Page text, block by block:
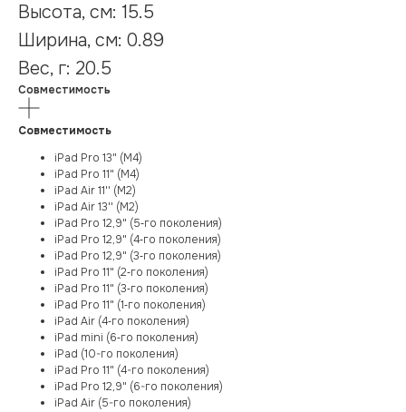
Высота, см: 15.5
Ширина, см: 0.89
Вес, г: 20.5
Совместимость
Совместимость
iPad Pro 13" (M4)
iPad Pro 11" (M4)
iPad Air 11'' (M2)
iPad Air 13'' (M2)
iPad Pro 12,9" (5‑го поколения)
iPad Pro 12,9" (4‑го поколения)
iPad Pro 12,9" (3‑го поколения)
iPad Pro 11" (2‑го поколения)
iPad Pro 11" (3‑го поколения)
iPad Pro 11" (1‑го поколения)
iPad Air (4‑го поколения)
iPad mini (6‑го поколения)
iPad (10-го поколения)
iPad Pro 11" (4-го поколения)
iPad Pro 12,9" (6-го поколения)
iPad Air (5-го поколения)